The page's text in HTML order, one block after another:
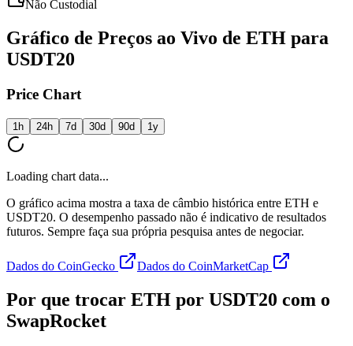
Não Custodial
Gráfico de Preços ao Vivo de ETH para
USDT20
Price Chart
1h 24h 7d 30d 90d 1y
Loading chart data...
O gráfico acima mostra a taxa de câmbio histórica entre ETH e
USDT20. O desempenho passado não é indicativo de resultados
futuros. Sempre faça sua própria pesquisa antes de negociar.
Dados do CoinGecko Dados do CoinMarketCap
Por que trocar ETH por USDT20 com o
SwapRocket